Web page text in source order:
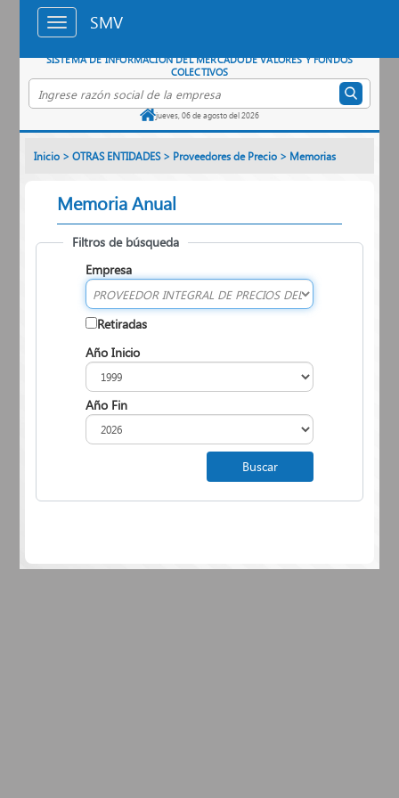
Saltar al contenido principal
SISTEMA DE INFORMACIÓN DEL MERCADODE VALORES Y FONDOS
COLECTIVOS
Buscar empresa por razón social
jueves, 06 de agosto del 2026
SMV
Inicio >OTRAS ENTIDADES> Proveedores de Precio > Memorias
Memoria Anual
Filtros de búsqueda
Empresa
Retiradas
Año Inicio
Año Fin